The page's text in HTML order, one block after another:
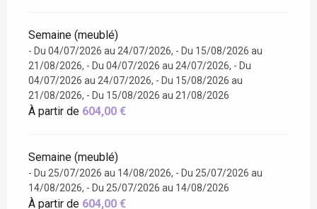
Semaine (meublé)
- Du 04/07/2026 au 24/07/2026, - Du 15/08/2026 au
21/08/2026, - Du 04/07/2026 au 24/07/2026, - Du
04/07/2026 au 24/07/2026, - Du 15/08/2026 au
21/08/2026, - Du 15/08/2026 au 21/08/2026
À partir de 604,00 €
Semaine (meublé)
- Du 25/07/2026 au 14/08/2026, - Du 25/07/2026 au
14/08/2026, - Du 25/07/2026 au 14/08/2026
À partir de 604,00 €